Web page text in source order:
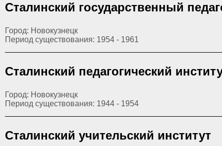
Сталинский государственный
Город: Новокузнецк
Период существования: 1954 - 1961
Сталинский педагогический
Город: Новокузнецк
Период существования: 1944 - 1954
Сталинский учительский институт